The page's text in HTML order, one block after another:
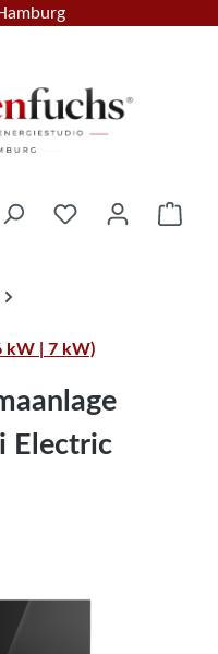
kW | 7 kW)
Electric